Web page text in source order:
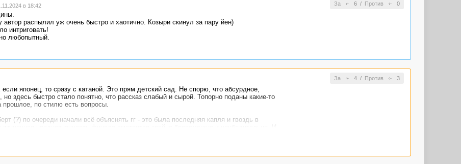
За 6/ Против 0
в 18:42
распылил уж очень быстро и хаотично. Козыри скинул за пару йен)
интриговать!
любопытный.
За 4/ Против 3
японец, то сразу с катаной. Это прям детский сад. Не спорю, что абсурдное,
но здесь быстро стало понятно, что рассказ слабый и сырой. Топорно поданы какие-то
прошлое, по стилю есть вопросы.
(?) по очереди начали всё объяснять гг - это была последняя капля и гвоздь в
ни о чём.